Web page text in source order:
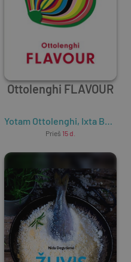
Ottolenghi FLAVOUR
Yotam Ottolenghi, Ixta Belfrage
Prieš 15 d.